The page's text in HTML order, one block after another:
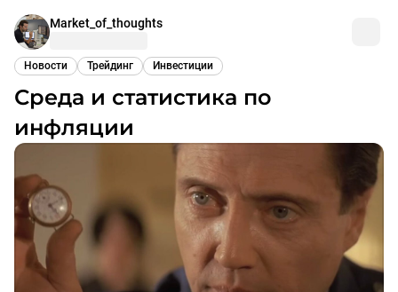
Market_of_thoughts
Новости Трейдинг Инвестиции
Среда и статистика по
инфляции